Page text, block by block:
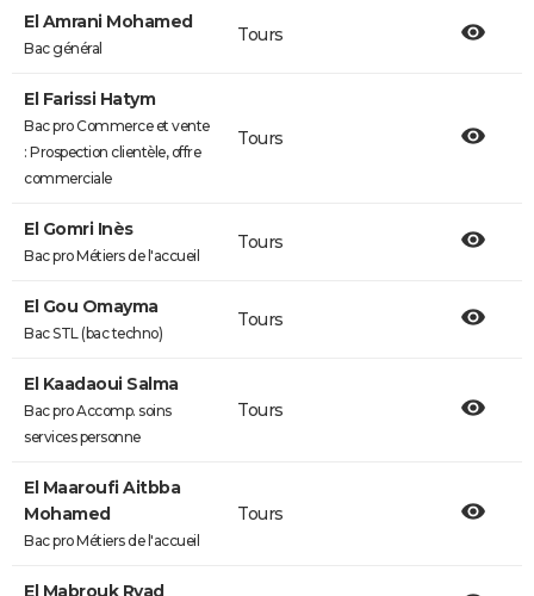
El Amrani Mohamed
Bac général
Tours
El Farissi Hatym
Bac pro Commerce et vente
: Prospection clientèle, offre
commerciale
Tours
El Gomri Inès
Bac pro Métiers de l'accueil
Tours
El Gou Omayma
Bac STL (bac techno)
Tours
El Kaadaoui Salma
Bac pro Accomp. soins
services personne
Tours
El Maaroufi Aitbba
Mohamed
Bac pro Métiers de l'accueil
Tours
El Mabrouk Ryad